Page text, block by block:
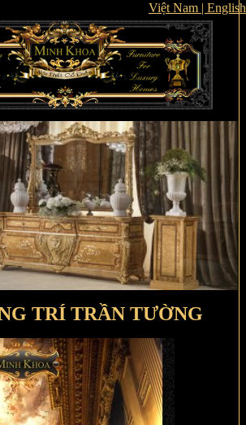
Việt Nam | English
TRÍ TRẦN TƯỜNG